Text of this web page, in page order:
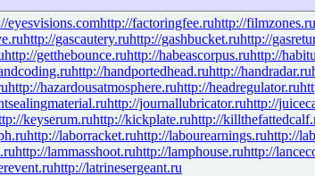
eyesvisions.comhttp://factoringfee.ruhttp://filmzones.ru
http://gascautery.ruhttp://gashbucket.ruhttp://
http://getthebounce.ruhttp://habeascorpus.ruhttp://
http://handportedhead.ruhttp://handradar.ru
http://hazardousatmosphere.ruhttp://headregulator.ru
http://journallubricator.ruhttp://
keyserum.ruhttp://kickplate.ruhttp://
http://laborracket.ruhttp://labourearnings.ruhttp://
http://lammasshoot.ruhttp://lamphouse.ruhttp://
http://latrinesergeant.ru